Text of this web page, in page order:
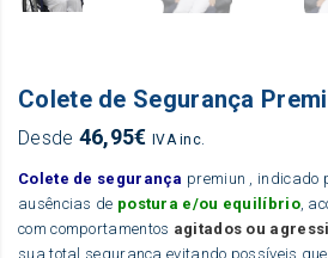
Colete de Segurança
Desde 46,95€ IVA inc.
Colete de segurança premiun , indicado
ausências de postura e/ou equilíbrio,
com comportamentos agitados ou
sua total segurança evitando possíveis